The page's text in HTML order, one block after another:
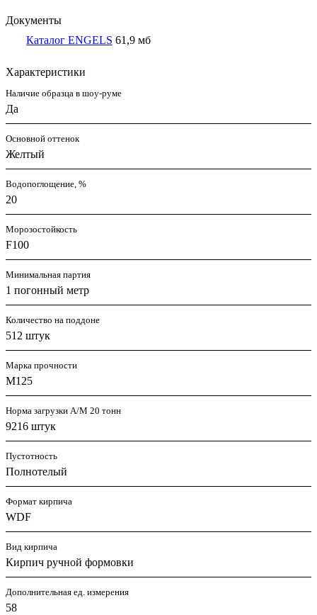
Документы
Каталог ENGELS 61,9 мб
Характеристики
Наличие образца в шоу-руме
Да
Основной оттенок
Желтый
Водопоглощение, %
20
Морозостойкость
F100
Минимальная партия
1 погонный метр
Количество на поддоне
512 штук
Марка прочности
M125
Норма загрузки А/М 20 тонн
9216 штук
Пустотность
Полнотелый
Формат кирпича
WDF
Вид кирпича
Кирпич ручной формовки
Дополнительная ед. измерения
58